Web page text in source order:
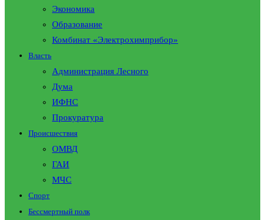
Экономика
Образование
Комбинат «Электрохимприбор»
Власть
Администрация Лесного
Дума
ИФНС
Прокуратура
Происшествия
ОМВД
ГАИ
МЧС
Спорт
Бессмертный полк